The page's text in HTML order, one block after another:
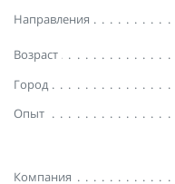
Направления
Возраст
Город
Опыт
Компания